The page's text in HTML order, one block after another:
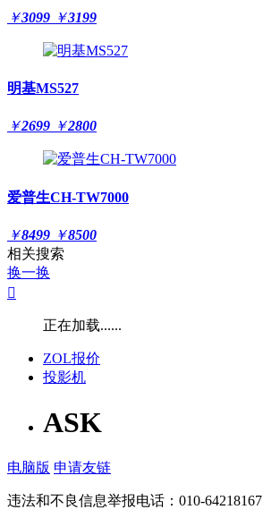
￥3099 ￥3199
明基MS527
￥2699 ￥2800
爱普生CH-TW7000
￥8499 ￥8500
相关搜索
换一换

正在加载......
ZOL报价
投影机
ASK
电脑版 申请友链
违法和不良信息举报电话：010-64218167